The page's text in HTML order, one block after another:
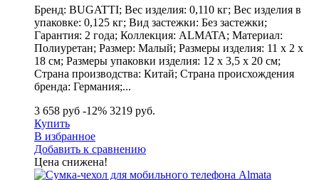
Бренд: BUGATTI; Вес изделия: 0,110 кг; Вес изделия в
упаковке: 0,125 кг; Вид застежки: Без застежки;
Гарантия: 2 года; Коллекция: ALMATA; Материал:
Полиуретан; Размер: Малый; Размеры изделия: 11 х 2 х
18 см; Размеры упаковки изделия: 12 х 3,5 х 20 см;
Страна производства: Китай; Страна происхождения
бренда: Германия;...
3 658 руб -12% 3219 руб.
Купить
В избранное
Добавить к сравнению
Цена снижена!